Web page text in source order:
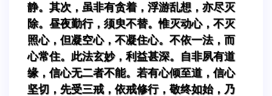
静。其次，虽非有贪着，浮游乱想，亦尽灭
除。昼夜勤行，须臾不替。惟灭动心，不灭
照心，但凝空心，不凝住心。不依一法，而
心常住。此法玄妙，利益甚深。自非夙有道
缘，信心无二者不能。若有心倾至道，信心
坚切，先受三戒，依戒修行，敬终如始，乃